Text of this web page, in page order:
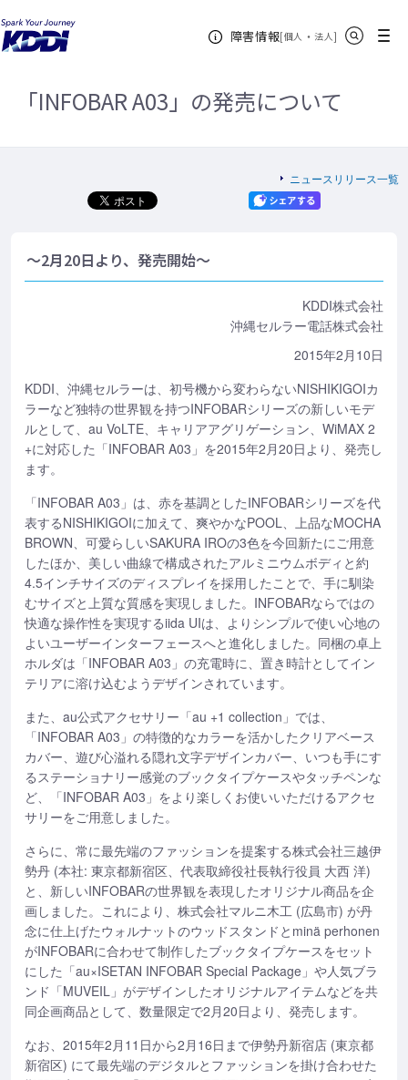
障害情報[個人 ・ 法人新規ウィンドウ
]
メニュー
KDDIホーム
「INFOBAR A03」の発売について
「INFOBAR A03」の発売について
ニュースリリース一覧
～2月20日より、発売開始～
KDDI株式会社
沖縄セルラー電話株式会社
2015年2月10日
KDDI、沖縄セルラーは、初号機から変わらないNISHIKIGOIカ
ラーなど独特の世界観を持つINFOBARシリーズの新しいモデ
ルとして、au VoLTE、キャリアアグリゲーション、WiMAX 2
+に対応した「INFOBAR A03」を2015年2月20日より、発売し
ます。
「INFOBAR A03」は、赤を基調としたINFOBARシリーズを代
表するNISHIKIGOIに加えて、爽やかなPOOL、上品なMOCHA
BROWN、可愛らしいSAKURA IROの3色を今回新たにご用意
したほか、美しい曲線で構成されたアルミニウムボディと約
4.5インチサイズのディスプレイを採用したことで、手に馴染
むサイズと上質な質感を実現しました。INFOBARならではの
快適な操作性を実現するiida UIは、よりシンプルで使い心地の
よいユーザーインターフェースへと進化しました。同梱の卓上
ホルダは「INFOBAR A03」の充電時に、置き時計としてイン
テリアに溶け込むようデザインされています。
また、au公式アクセサリー「au +1 collection」では、
「INFOBAR A03」の特徴的なカラーを活かしたクリアベース
カバー、遊び心溢れる隠れ文字デザインカバー、いつも手にす
るステーショナリー感覚のブックタイプケースやタッチペンな
ど、「INFOBAR A03」をより楽しくお使いいただけるアクセ
サリーをご用意しました。
さらに、常に最先端のファッションを提案する株式会社三越伊
勢丹 (本社: 東京都新宿区、代表取締役社長執行役員 大西 洋)
と、新しいINFOBARの世界観を表現したオリジナル商品を企
画しました。これにより、株式会社マルニ木工 (広島市) が丹
念に仕上げたウォルナットのウッドスタンドとminä perhonen
がINFOBARに合わせて制作したブックタイプケースをセット
にした「au×ISETAN INFOBAR Special Package」や人気ブラ
ンド「MUVEIL」がデザインしたオリジナルアイテムなどを共
同企画商品として、数量限定で2月20日より、発売します。
なお、2015年2月11日から2月16日まで伊勢丹新宿店 (東京都
新宿区) にて最先端のデジタルとファッションを掛け合わせた